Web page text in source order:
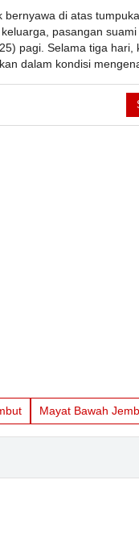
di atas
pasangan
pagi. Selama tiga hari,
dalam kondisi
Mayat Bawah